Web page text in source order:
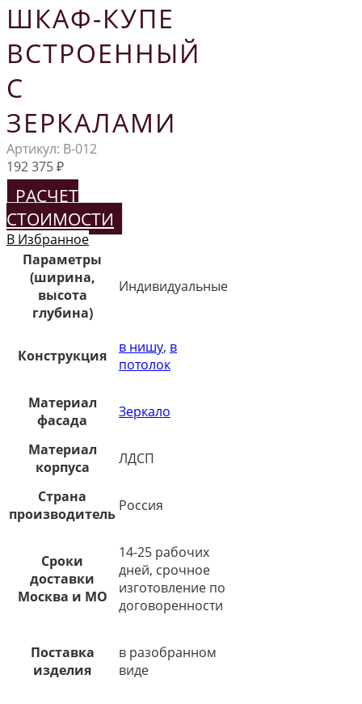
ШКАФ-КУПЕ
ВСТРОЕННЫЙ
С
ЗЕРКАЛАМИ
Артикул: В-012
192 375₽
РАСЧЕТ
СТОИМОСТИ
В Избранное
Параметры
(ширина,
высота
глубина)
Индивидуальные
Конструкция в нишу, в
потолок
Материал
фасада
Зеркало
Материал
корпуса
ЛДСП
Страна
производитель Россия
Сроки
доставки
Москва и МО
14-25 рабочих
дней, срочное
изготовление по
договоренности
Поставка
изделия
в разобранном
виде